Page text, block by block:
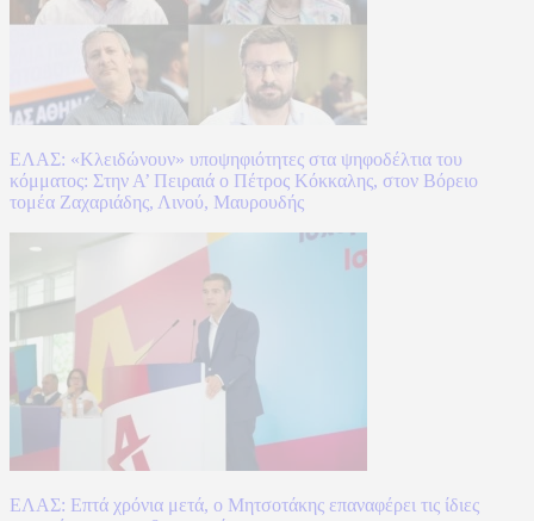
ΕΛΑΣ: «Κλειδώνουν» υποψηφιότητες στα ψηφοδέλτια του
κόμματος: Στην Α’ Πειραιά ο Πέτρος Κόκκαλης, στον Βόρειο
τομέα Ζαχαριάδης, Λινού, Μαυρουδής
ΕΛΑΣ: Επτά χρόνια μετά, ο Μητσοτάκης επαναφέρει τις ίδιες